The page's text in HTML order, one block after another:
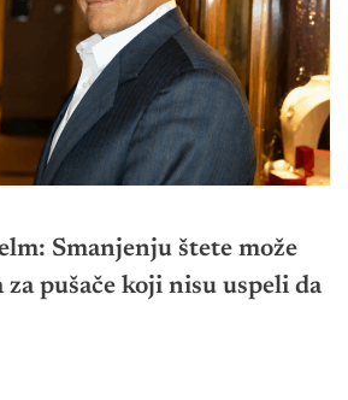
Smanjenju štete može
pušače koji nisu uspeli da